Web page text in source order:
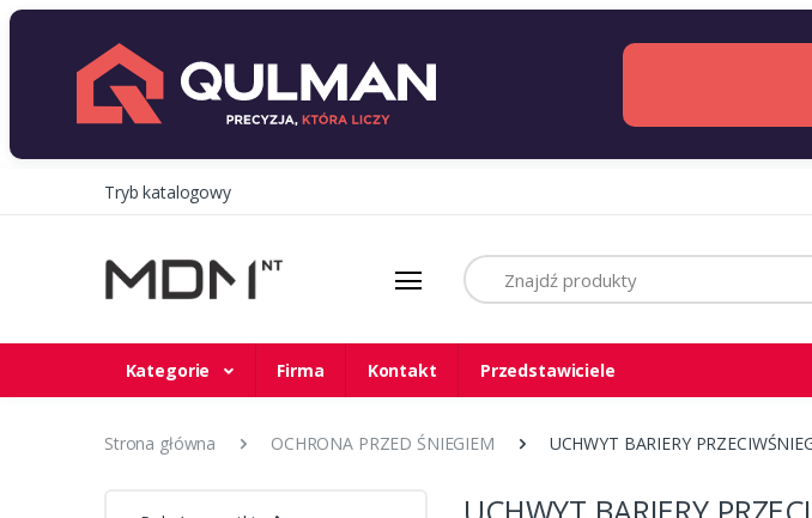
Tryb katalogowy
Szukaj
Kategorie Firma Kontakt Przedstawiciele
Strona główna OCHRONA PRZED ŚNIEGIEM UCHWYT BARIERY